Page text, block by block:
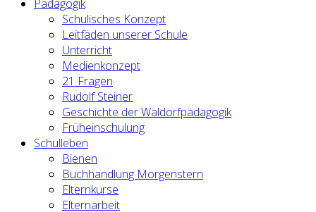
Pädagogik
Schulisches Konzept
Leitfäden unserer Schule
Unterricht
Medienkonzept
21 Fragen
Rudolf Steiner
Geschichte der Waldorfpädagogik
Früheinschulung
Schulleben
Bienen
Buchhandlung Morgenstern
Elternkurse
Elternarbeit